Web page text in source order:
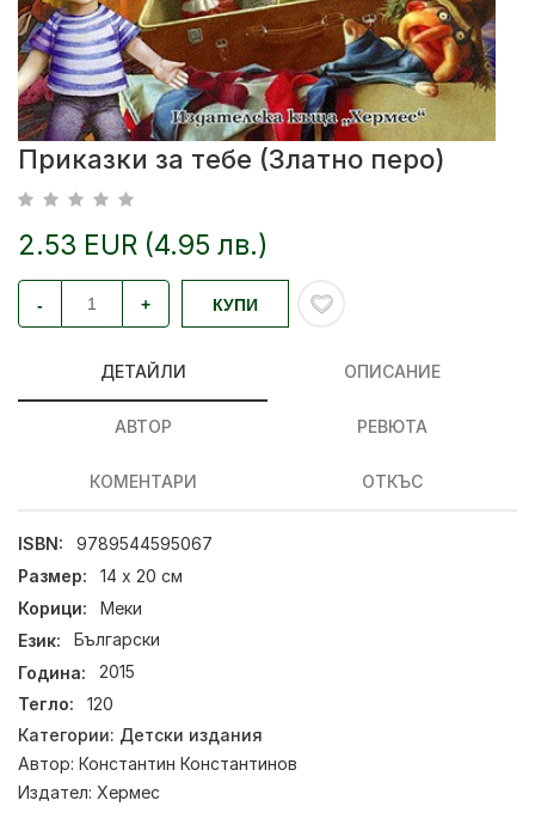
Приказки за тебе (Златно перо)
2.53 EUR (4.95 лв.)
- + КУПИ
ДЕТАЙЛИ ОПИСАНИЕ
АВТОР РЕВЮТА
КОМЕНТАРИ ОТКЪС
ISBN:
9789544595067
Размер:
14 х 20 см
Корици:
Меки
Език:
Български
Година:
2015
Тегло:
120
Категории: Детски издания
Автор: Константин Константинов
Издател: Хермес